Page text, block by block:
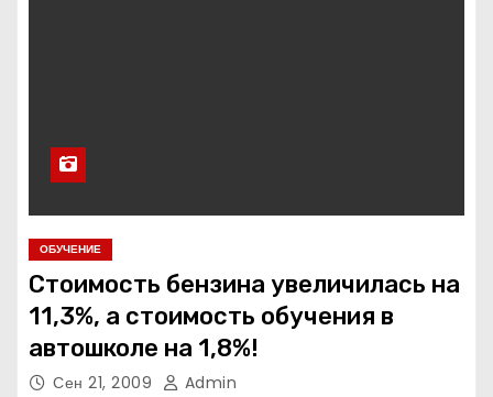
ОБУЧЕНИЕ
Стоимость бензина увеличилась на
11,3%, а стоимость обучения в
автошколе на 1,8%!
Сен 21, 2009 Admin